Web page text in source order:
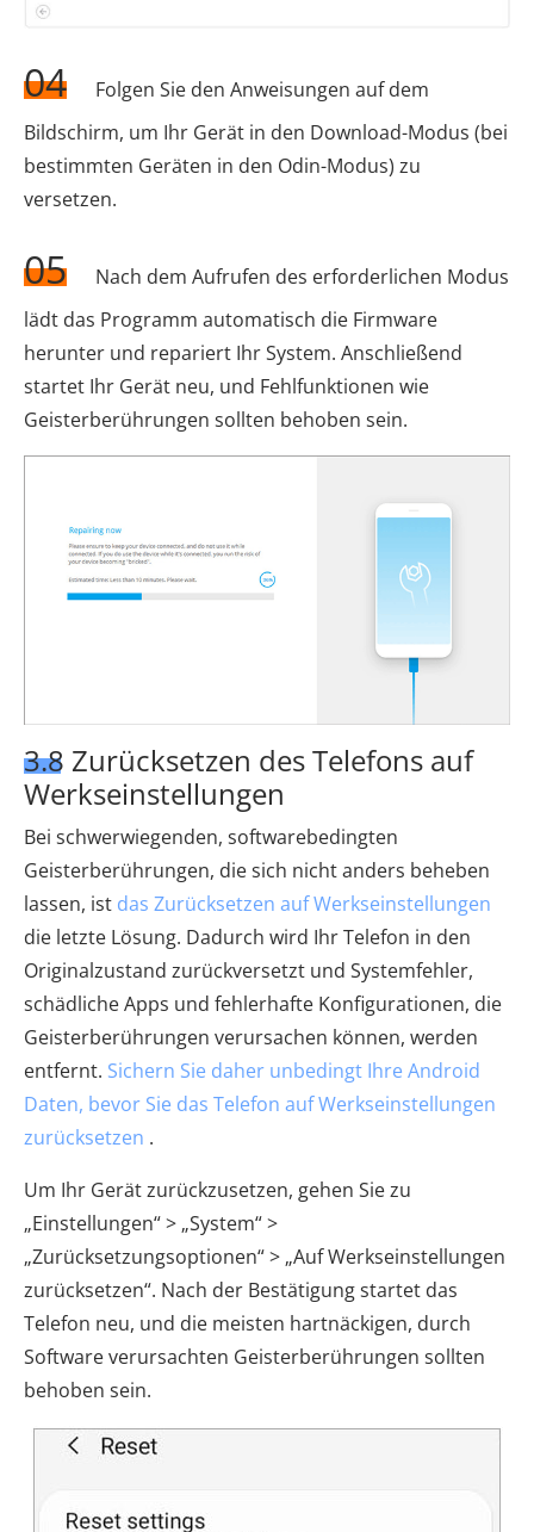
04
Folgen Sie den Anweisungen auf dem
Bildschirm, um Ihr Gerät in den Download-Modus (bei
bestimmten Geräten in den Odin-Modus) zu
versetzen.
05
Nach dem Aufrufen des erforderlichen Modus
lädt das Programm automatisch die Firmware
herunter und repariert Ihr System. Anschließend
startet Ihr Gerät neu, und Fehlfunktionen wie
Geisterberührungen sollten behoben sein.
3.8 Zurücksetzen des Telefons auf
Werkseinstellungen
Bei schwerwiegenden, softwarebedingten
Geisterberührungen, die sich nicht anders beheben
lassen, ist das Zurücksetzen auf Werkseinstellungen
die letzte Lösung. Dadurch wird Ihr Telefon in den
Originalzustand zurückversetzt und Systemfehler,
schädliche Apps und fehlerhafte Konfigurationen, die
Geisterberührungen verursachen können, werden
entfernt. Sichern Sie daher unbedingt Ihre Android
Daten, bevor Sie das Telefon auf Werkseinstellungen
zurücksetzen .
Um Ihr Gerät zurückzusetzen, gehen Sie zu
„Einstellungen“ > „System“ >
„Zurücksetzungsoptionen“ > „Auf Werkseinstellungen
zurücksetzen“. Nach der Bestätigung startet das
Telefon neu, und die meisten hartnäckigen, durch
Software verursachten Geisterberührungen sollten
behoben sein.